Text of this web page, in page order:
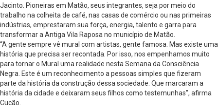
Jacinto. Pioneiras em Matão, seus integrantes, seja por meio do
trabalho na colheita de café, nas casas de comércio ou nas primeiras
indústrias, emprestaram sua força, energia, talento e garra para
transformar a Antiga Vila Raposa no município de Matão.
“A gente sempre vê mural com artistas, gente famosa. Mas existe uma
história que precisa ser recontada. Por isso, nos empenhamos muito
para tornar o Mural uma realidade nesta Semana da Consciência
Negra. Este é um reconhecimento a pessoas simples que fizeram
parte da história da construção dessa sociedade. Que marcaram a
história da cidade e deixaram seus filhos como testemunhas”, afirma
Cucão.